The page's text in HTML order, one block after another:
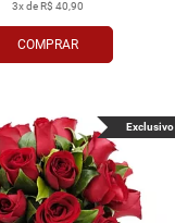
COMPRAR
3x de R$ 40,90
Exclusivo